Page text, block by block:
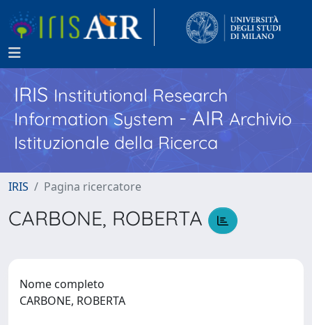
IRISInstitutional Research
Information System - AIR Archivio
Istituzionale della Ricerca
IRIS Pagina ricercatore
CARBONE, ROBERTA
Nome completo
CARBONE, ROBERTA